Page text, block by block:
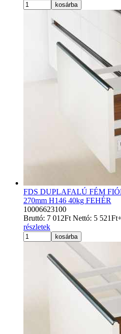
kosárba
FDS DUPLAFALÚ FÉM
270mm H146 40kg FEHÉR
10006623100
Bruttó: 7 012Ft Nettó: 5 521Ft
részletek
kosárba